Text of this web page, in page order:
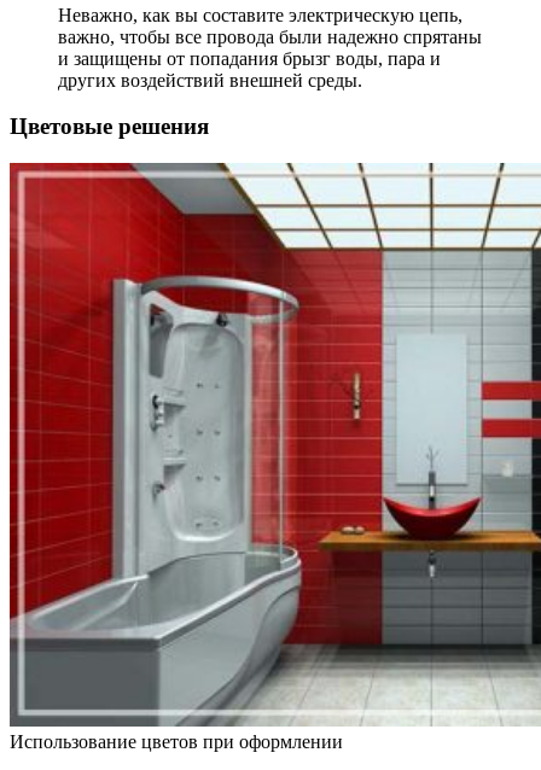
Неважно, как вы составите электрическую цепь,
важно, чтобы все провода были надежно спрятаны
и защищены от попадания брызг воды, пара и
других воздействий внешней среды.
Цветовые решения
Использование цветов при оформлении